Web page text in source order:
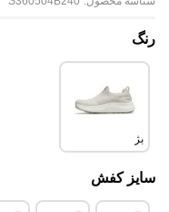
رنگ
بژ
سایز کفش